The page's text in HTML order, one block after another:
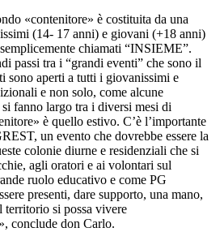
«contenitore» è costituita da una
(14- 17 anni) e giovani (+18 anni)
chiamati “INSIEME”.
passi tra i “grandi eventi” che sono il
sono aperti a tutti i giovanissimi e
e non solo, come alcune
fanno largo tra i diversi mesi di
è quello estivo. C’è l’importante
un evento che dovrebbe essere la
colonie diurne e residenziali che si
agli oratori e ai volontari sul
ruolo educativo e come PG
presenti, dare supporto, una mano,
territorio si possa vivere
conclude don Carlo.